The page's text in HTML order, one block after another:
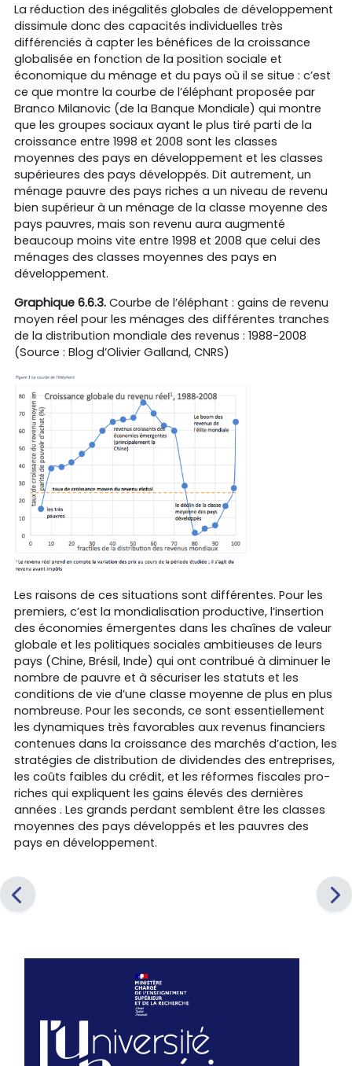
La réduction des inégalités globales de développement
dissimule donc des capacités individuelles très
différenciés à capter les bénéfices de la croissance
globalisée en fonction de la position sociale et
économique du ménage et du pays où il se situe : c’est
ce que montre la courbe de l’éléphant proposée par
Branco Milanovic (de la Banque Mondiale) qui montre
que les groupes sociaux ayant le plus tiré parti de la
croissance entre 1998 et 2008 sont les classes
moyennes des pays en développement et les classes
supérieures des pays développés. Dit autrement, un
ménage pauvre des pays riches a un niveau de revenu
bien supérieur à un ménage de la classe moyenne des
pays pauvres, mais son revenu aura augmenté
beaucoup moins vite entre 1998 et 2008 que celui des
ménages des classes moyennes des pays en
développement.
Graphique 6.6.3. Courbe de l’éléphant : gains de revenu
moyen réel pour les ménages des différentes tranches
de la distribution mondiale des revenus : 1988-2008
(Source : Blog d’Olivier Galland, CNRS)
Les raisons de ces situations sont différentes. Pour les
premiers, c’est la mondialisation productive, l’insertion
des économies émergentes dans les chaînes de valeur
globale et les politiques sociales ambitieuses de leurs
pays (Chine, Brésil, Inde) qui ont contribué à diminuer le
nombre de pauvre et à sécuriser les statuts et les
conditions de vie d’une classe moyenne de plus en plus
nombreuse. Pour les seconds, ce sont essentiellement
les dynamiques très favorables aux revenus financiers
contenues dans la croissance des marchés d’action, les
stratégies de distribution de dividendes des entreprises,
les coûts faibles du crédit, et les réformes fiscales pro-
riches qui expliquent les gains élevés des dernières
années . Les grands perdant semblent être les classes
moyennes des pays développés et les pauvres des
pays en développement.